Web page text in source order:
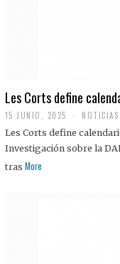
Les Corts define
15 JUNIO, 2025 NOTICIAS
Les Corts define
Investigación sobre la
tras More